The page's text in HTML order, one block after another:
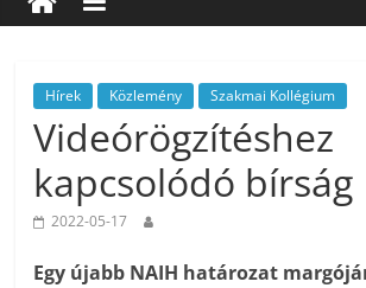
Hírek Közlemény Szakmai Kollégium
Videórögzítéshez
kapcsolódó bírság
2022-05-17
Egy újabb NAIH határozat